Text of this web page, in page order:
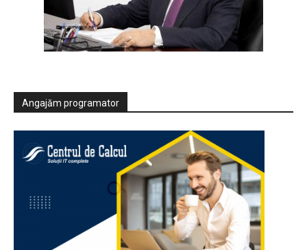
Angajăm programator